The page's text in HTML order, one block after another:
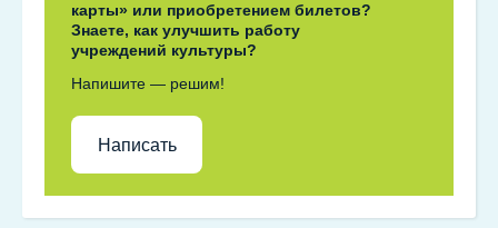
карты» или приобретением билетов?
Знаете, как улучшить работу
учреждений культуры?
Напишите — решим!
Написать